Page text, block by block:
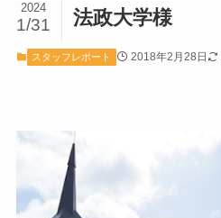
法政大学様
2024
1/31
スタッフレポート 2018年2月28日